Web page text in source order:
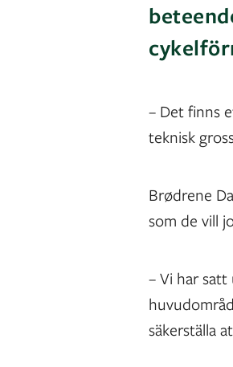
– Det finns
teknisk
Brødrene
som de vill
– Vi har
säkerställa